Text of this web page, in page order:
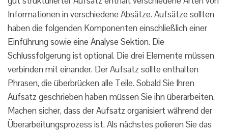
Informationen in verschiedene Absätze. Aufsätze sollten
haben die folgenden Komponenten einschließlich einer
Einführung sowie eine Analyse Sektion. Die
Schlussfolgerung ist optional. Die drei Elemente müssen
verbinden mit einander. Der Aufsatz sollte enthalten
Phrasen, die überbrücken alle Teile. Sobald Sie Ihren
Aufsatz geschrieben haben müssen Sie ihn überarbeiten.
Machen sicher, dass der Aufsatz organisiert während der
Überarbeitungsprozess ist. Als nächstes polieren Sie das